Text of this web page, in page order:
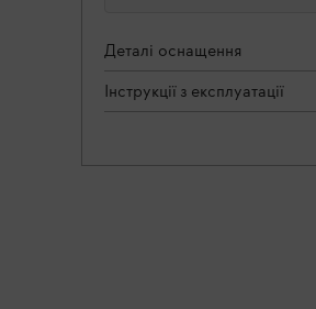
Деталі оснащення
Інструкції з експлуатації